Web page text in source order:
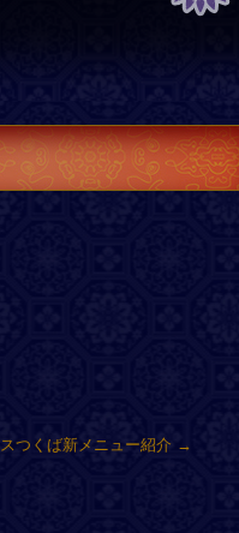
つくば新メニュー紹介 →